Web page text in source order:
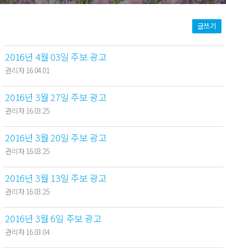
글쓰기
2016년 4월 03일 주보 광고
관리자 16.04.01
2016년 3월 27일 주보 광고
관리자 16.03.25
2016년 3월 20일 주보 광고
관리자 16.03.25
2016년 3월 13일 주보 광고
관리자 16.03.25
2016년 3월 6일 주보 광고
관리자 16.03.04